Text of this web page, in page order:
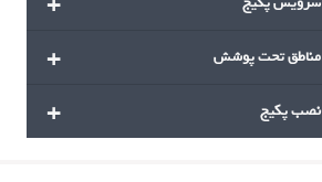
+ مناطق تحت پوشش
+ نصب پکیج